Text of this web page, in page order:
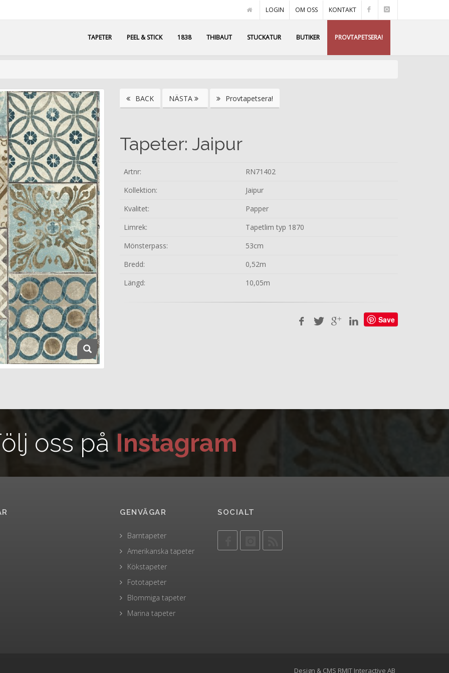
LOGIN OM OSS KONTAKT
TAPETER PEEL & STICK 1838 THIBAUT STUCKATUR BUTIKER PROVTAPETSERA!
BACK NÄSTA Provtapetsera!
Tapeter: Jaipur
Artnr:
RN71402
Kollektion:
Jaipur
Kvalitet:
Papper
Limrek:
Tapetlim typ 1870
Mönsterpass:
53cm
Bredd:
0,52m
Längd:
10,05m
Save
oss på Instagram
GENVÄGAR
Barntapeter
Amerikanska tapeter
Kökstapeter
Fototapeter
Blommiga tapeter
Marina tapeter
SOCIALT
Design & CMS RMIT Interactive AB